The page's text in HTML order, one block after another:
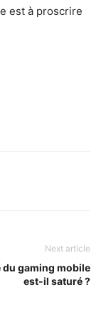
est à proscrire
Next article
du gaming mobile
est-il saturé ?